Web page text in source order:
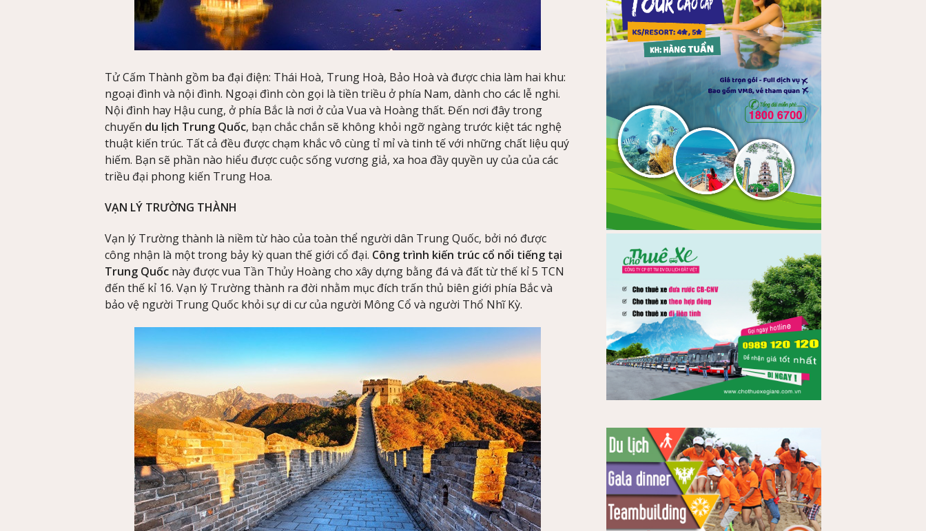
Tử Cấm Thành gồm ba đại điện: Thái Hoà, Trung Hoà, Bảo Hoà và được chia làm hai khu:
ngoại đình và nội đình. Ngoại đình còn gọi là tiền triều ở phía Nam, dành cho các lễ nghi.
Nội đình hay Hậu cung, ở phía Bắc là nơi ở của Vua và Hoàng thất. Đến nơi đây trong
chuyến du lịch Trung Quốc, bạn chắc chắn sẽ không khỏi ngỡ ngàng trước kiệt tác nghệ
thuật kiến trúc. Tất cả đều được chạm khắc vô cùng tỉ mỉ và tinh tế với những chất liệu quý
hiếm. Bạn sẽ phần nào hiểu được cuộc sống vương giả, xa hoa đầy quyền uy của của các
triều đại phong kiến Trung Hoa.
VẠN LÝ TRƯỜNG THÀNH
Vạn lý Trường thành là niềm từ hào của toàn thể người dân Trung Quốc, bởi nó được
công nhận là một trong bảy kỳ quan thế giới cổ đại. Công trình kiến trúc cổ nổi tiếng tại
Trung Quốc này được vua Tần Thủy Hoàng cho xây dựng bằng đá và đất từ thế kỉ 5 TCN
đến thế kỉ 16. Vạn lý Trường thành ra đời nhằm mục đích trấn thủ biên giới phía Bắc và
bảo vệ người Trung Quốc khỏi sự di cư của người Mông Cổ và người Thổ Nhĩ Kỳ.